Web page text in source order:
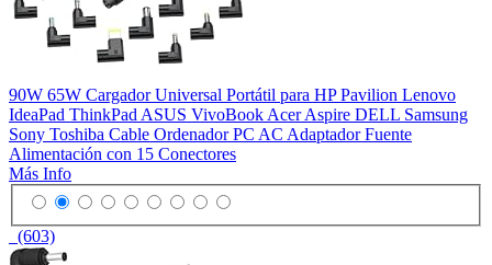
90W 65W Cargador Universal Portátil para HP Pavilion Lenovo
IdeaPad ThinkPad ASUS VivoBook Acer Aspire DELL Samsung
Sony Toshiba Cable Ordenador PC AC Adaptador Fuente
Alimentación con 15 Conectores
Más Info
(603)